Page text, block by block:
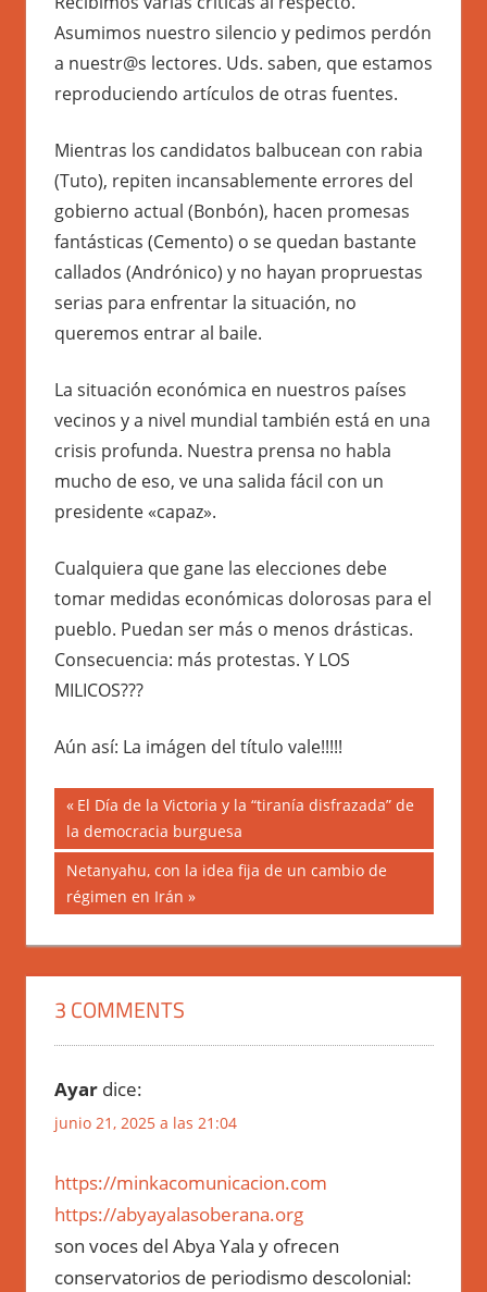
Asumimos nuestro silencio y pedimos perdón
a nuestr@s lectores. Uds. saben, que estamos
reproduciendo artículos de otras fuentes.
Mientras los candidatos balbucean con rabia
(Tuto), repiten incansablemente errores del
gobierno actual (Bonbón), hacen promesas
fantásticas (Cemento) o se quedan bastante
callados (Andrónico) y no hayan propruestas
serias para enfrentar la situación, no
queremos entrar al baile.
La situación económica en nuestros países
vecinos y a nivel mundial también está en una
crisis profunda. Nuestra prensa no habla
mucho de eso, ve una salida fácil con un
presidente «capaz».
Cualquiera que gane las elecciones debe
tomar medidas económicas dolorosas para el
pueblo. Puedan ser más o menos drásticas.
Consecuencia: más protestas. Y LOS
MILICOS???
Aún así: La imágen del título vale!!!!!
Navegación
de
entradas
Previous
Post:
El Día de la Victoria y la “tiranía disfrazada” de
la democracia burguesa
Next
Post:
Netanyahu, con la idea fija de un cambio de
régimen en Irán
3 COMMENTS
Ayar dice:
junio 21, 2025 a las 21:04
https://minkacomunicacion.com
https://abyayalasoberana.org
son voces del Abya Yala y ofrecen
conservatorios de periodismo descolonial: